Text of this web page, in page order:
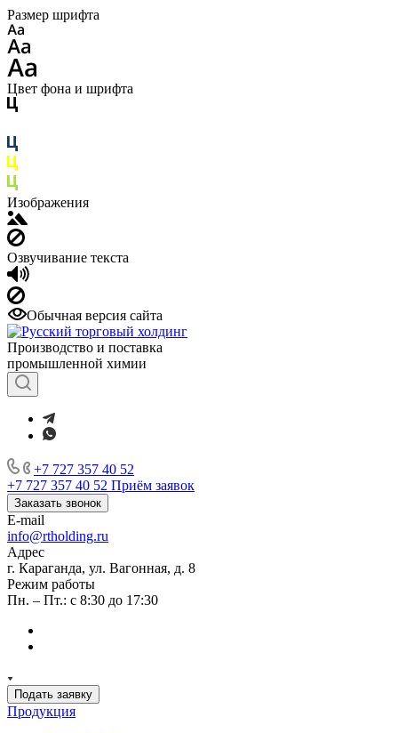
Размер шрифта
Цвет фона и шрифта
Изображения
Озвучивание текста
Обычная версия сайта
Производство и поставка
промышленной химии
+7 727 357 40 52
+7 727 357 40 52 Приём заявок
Заказать звонок
E-mail
info@rtholding.ru
Адрес
г. Караганда, ул. Вагонная, д. 8
Режим работы
Пн. – Пт.: с 8:30 до 17:30
Подать заявку
Продукция